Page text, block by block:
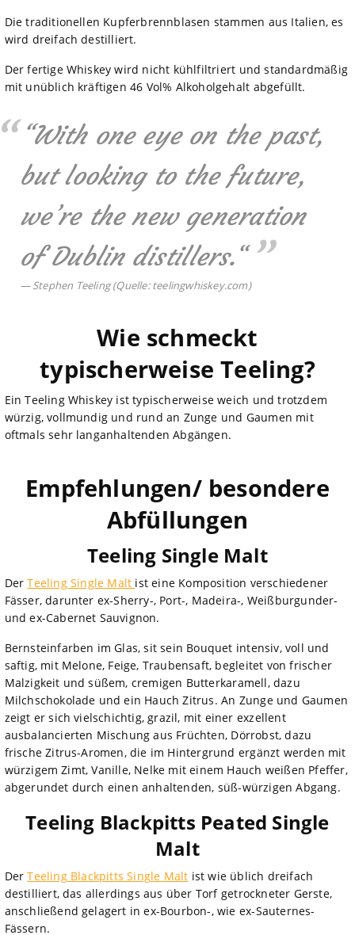
Die traditionellen Kupferbrennblasen stammen aus Italien, es
wird dreifach destilliert.
Der fertige Whiskey wird nicht kühlfiltriert und standardmäßig
mit unüblich kräftigen 46 Vol% Alkoholgehalt abgefüllt.
“With one eye on the past,
but looking to the future,
we’re the new generation
of Dublin distillers.“
Stephen Teeling (Quelle: teelingwhiskey.com)
Wie schmeckt
typischerweise Teeling?
Ein Teeling Whiskey ist typischerweise weich und trotzdem
würzig, vollmundig und rund an Zunge und Gaumen mit
oftmals sehr langanhaltenden Abgängen.
Empfehlungen/ besondere
Abfüllungen
Teeling Single Malt
DerTeeling Single Malt ist eine Komposition verschiedener
Fässer, darunter ex-Sherry-, Port-, Madeira-, Weißburgunder-
und ex-Cabernet Sauvignon.
Bernsteinfarben im Glas, sit sein Bouquet intensiv, voll und
saftig, mit Melone, Feige, Traubensaft, begleitet von frischer
Malzigkeit und süßem, cremigen Butterkaramell, dazu
Milchschokolade und ein Hauch Zitrus. An Zunge und Gaumen
zeigt er sich vielschichtig, grazil, mit einer exzellent
ausbalancierten Mischung aus Früchten, Dörrobst, dazu
frische Zitrus-Aromen, die im Hintergrund ergänzt werden mit
würzigem Zimt, Vanille, Nelke mit einem Hauch weißen Pfeffer,
abgerundet durch einen anhaltenden, süß-würzigen Abgang.
Teeling Blackpitts Peated Single
Malt
DerTeeling Blackpitts Single Malt ist wie üblich dreifach
destilliert, das allerdings aus über Torf getrockneter Gerste,
anschließend gelagert in ex-Bourbon-, wie ex-Sauternes-
Fässern.